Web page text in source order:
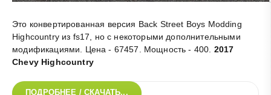
Это конвертированная версия Back Street Boys Modding
Highcountry из fs17, но с некоторыми дополнительными
модификациями. Цена - 67457. Мощность - 400 2017
Chevy Highcountry
ПОДРОБНЕЕ / СКАЧАТЬ...